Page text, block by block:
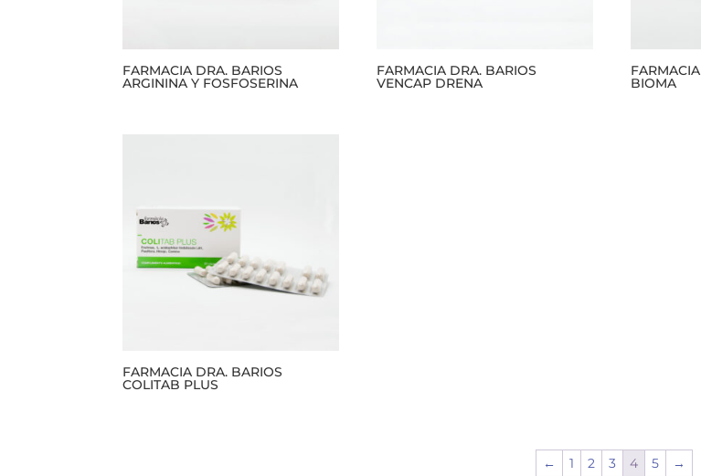
FARMACIA DRA. BARIOS
ARGININA Y FOSFOSERINA
FARMACIA DRA. BARIOS
VENCAP DRENA BIOMA
FARMACIA DRA. BARIOS
COLITAB PLUS
← 1 2 3 4 5 →